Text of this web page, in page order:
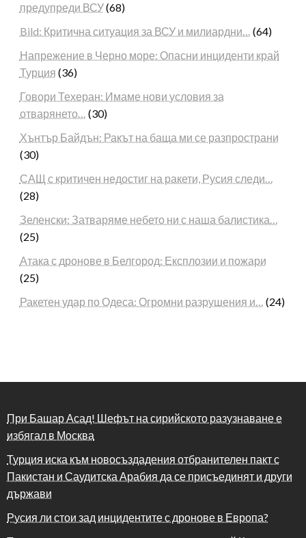
предупреди ВСУ(68)
Bild: Критична ситуация за ВСУ и милиардни… (64)
Напрежение в Черно море: Опасни инциденти край
Турция (36)
Говори Техеран: Имаме нови условия за
отварянето… (30)
Хънтър Байдън: Ракът на баща ми се разпространи
(30)
САЩ с критичен недостиг на ракети, Русия следи…
(28)
Зеленски: Затваряме небето ни с наша балистика…
(25)
Атака с дронове в Белгород: Експлозии и пожари
(25)
Ракетен удар по Одеса: Огромни разрушения и… (24)
При Башар Асад! Шефът на сирийското разузнаване е
избягал в Москва
Турция иска към новосъздадения отбранителен пакт с
Пакистан и Саудитска Арабия да се присъединят и други
държави
Русия ли стои зад инцидентите с дронове в Европа?